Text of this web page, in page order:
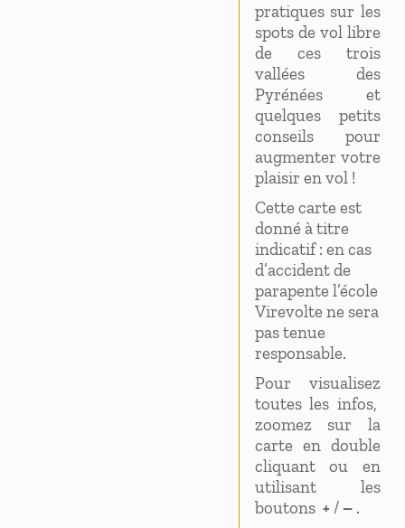
pratiques sur les
spots de vol libre
de ces trois
vallées des
Pyrénées et
quelques petits
conseils pour
augmenter votre
plaisir en vol !
Cette carte est
donné à titre
indicatif : en cas
d’accident de
parapente l’école
Virevolte ne sera
pas tenue
responsable.
Pour visualisez
toutes les infos,
zoomez sur la
carte en double
cliquant ou en
utilisant les
boutons+ /– .